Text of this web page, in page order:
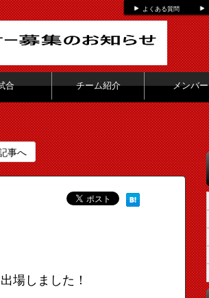
よくある質問
合 チーム紹介 メンバー
事へ
場しました！